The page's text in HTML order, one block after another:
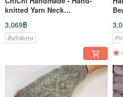
knitted Yarn Neck
3,069฿
สั่งทำพิเศษ